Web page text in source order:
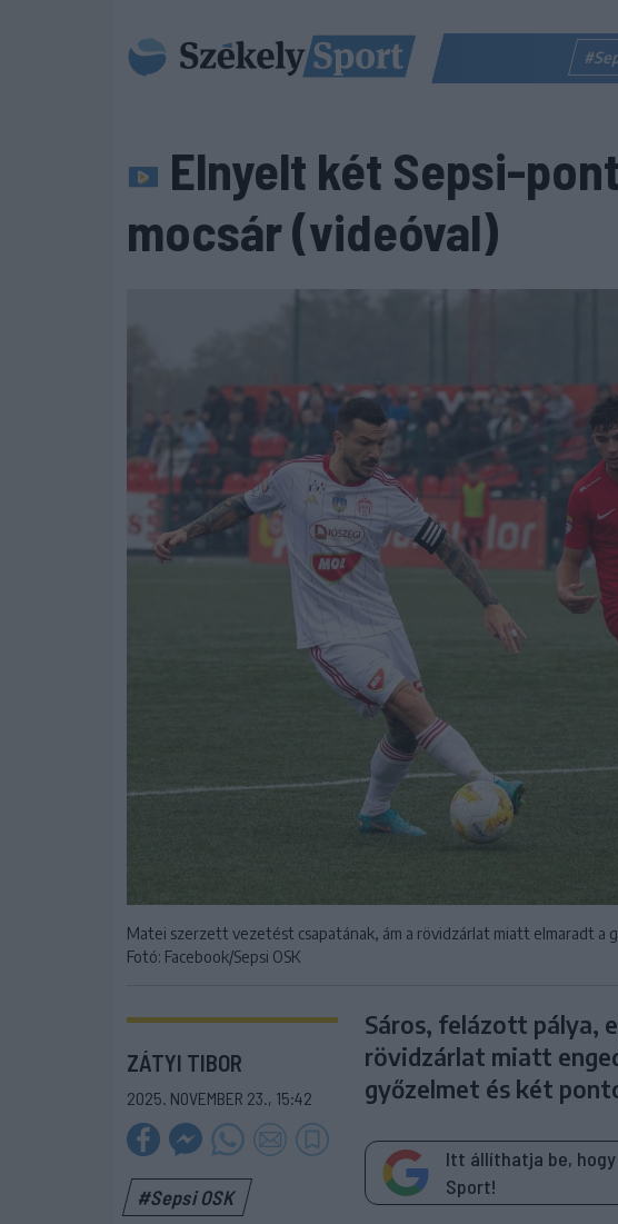
Elnyelt két Sepsi-
mocsár (videóval)
Matei szerzett vezetést csapatának, ám a rövidzárlat miatt elmaradt a
Fotó: Facebook/Sepsi OSK
ZÁTYI TIBOR
2025. NOVEMBER 23., 15:42
#Sepsi OSK
Sáros, felázott pálya,
rövidzárlat miatt
győzelmet és két
Itt állíthatja be,
Sport!